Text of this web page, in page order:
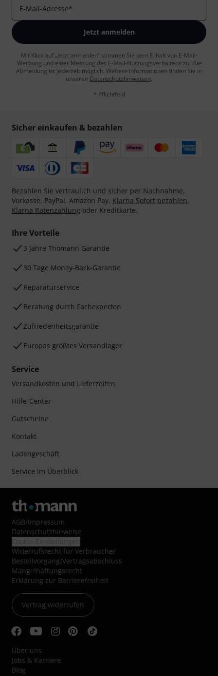
E-Mail-Adresse*
Jetzt anmelden
Mit Klick auf „Jetzt anmelden“ stimmen Sie dem Erhalt von E-Mail-
Werbung und einer Messung des E-Mail-Nutzungsverhaltens zu. Die
Abmeldung ist jederzeit möglich. Weitere Informationen finden Sie in
unseren Datenschutzhinweisen.
* Pflichtfeld
Sicher einkaufen & bezahlen
Bezahlen Sie vertraulich und sicher per Nachnahme,
Vorkasse, PayPal, Amazon Pay, Klarna Sofort bezahlen,
Klarna Ratenzahlung oder Kreditkarte.
Ihre Vorteile
3 Jahre Thomann Garantie
30 Tage Money-Back-Garantie
Reparaturservice
Beratung durch Fachexperten
Zufriedenheitsgarantie
Europas größtes Versandlager
Service
Versandkosten und Lieferzeiten
Hilfe-Center
Gutscheine
Kontakt
Ladengeschäft
Service im Überblick
AGB/Impressum
Datenschutzhinweise
Widerrufsrecht für Verbraucher
Bestellvorgang/Vertragsabschluss
Mängelhaftungsrecht
Erklärung zur Barrierefreiheit
Vertrag widerrufen
Über uns
Jobs & Karriere
Blog